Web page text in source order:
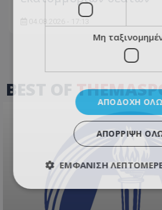
BEST OF
Μη
ΑΠΟΔΟΧΉ
ΑΠΌΡΡΙΨΗ
ΕΜΦΆΝΙΣΗ